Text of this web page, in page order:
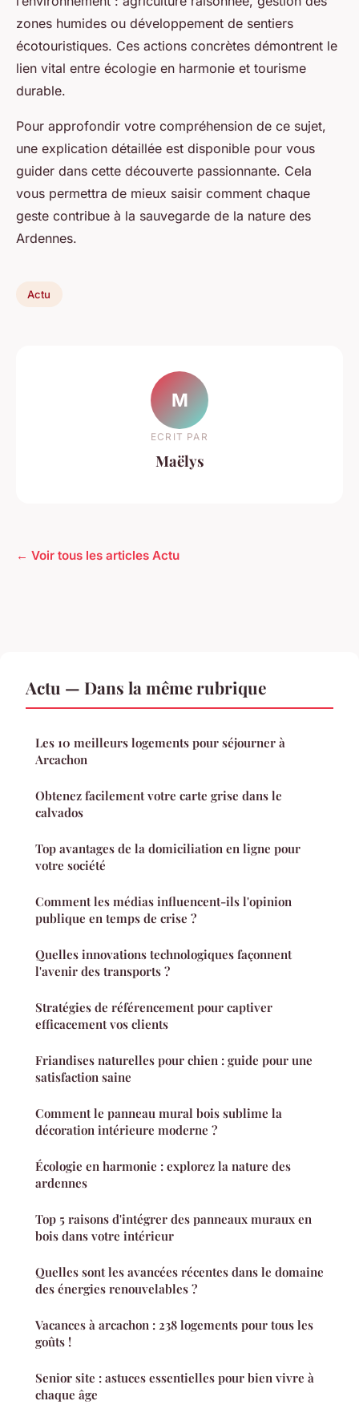
zones humides ou développement de sentiers
écotouristiques. Ces actions concrètes démontrent le
lien vital entre écologie en harmonie et tourisme
durable.
Pour approfondir votre compréhension de ce sujet,
une explication détaillée est disponible pour vous
guider dans cette découverte passionnante. Cela
vous permettra de mieux saisir comment chaque
geste contribue à la sauvegarde de la nature des
Ardennes.
Actu
M
ECRIT PAR
Maëlys
← Voir tous les articles Actu
Actu — Dans la même rubrique
Les 10 meilleurs logements pour séjourner à
Arcachon
Obtenez facilement votre carte grise dans le
calvados
Top avantages de la domiciliation en ligne pour
votre société
Comment les médias influencent-ils l'opinion
publique en temps de crise ?
Quelles innovations technologiques façonnent
l'avenir des transports ?
Stratégies de référencement pour captiver
efficacement vos clients
Friandises naturelles pour chien : guide pour une
satisfaction saine
Comment le panneau mural bois sublime la
décoration intérieure moderne ?
Écologie en harmonie : explorez la nature des
ardennes
Top 5 raisons d'intégrer des panneaux muraux en
bois dans votre intérieur
Quelles sont les avancées récentes dans le domaine
des énergies renouvelables ?
Vacances à arcachon : 238 logements pour tous les
goûts !
Senior site : astuces essentielles pour bien vivre à
chaque âge